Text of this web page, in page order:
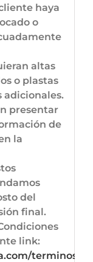
haya
o
altas
o plastas
adicionales.
presentar
de
la
del
final.
link:
terminos-